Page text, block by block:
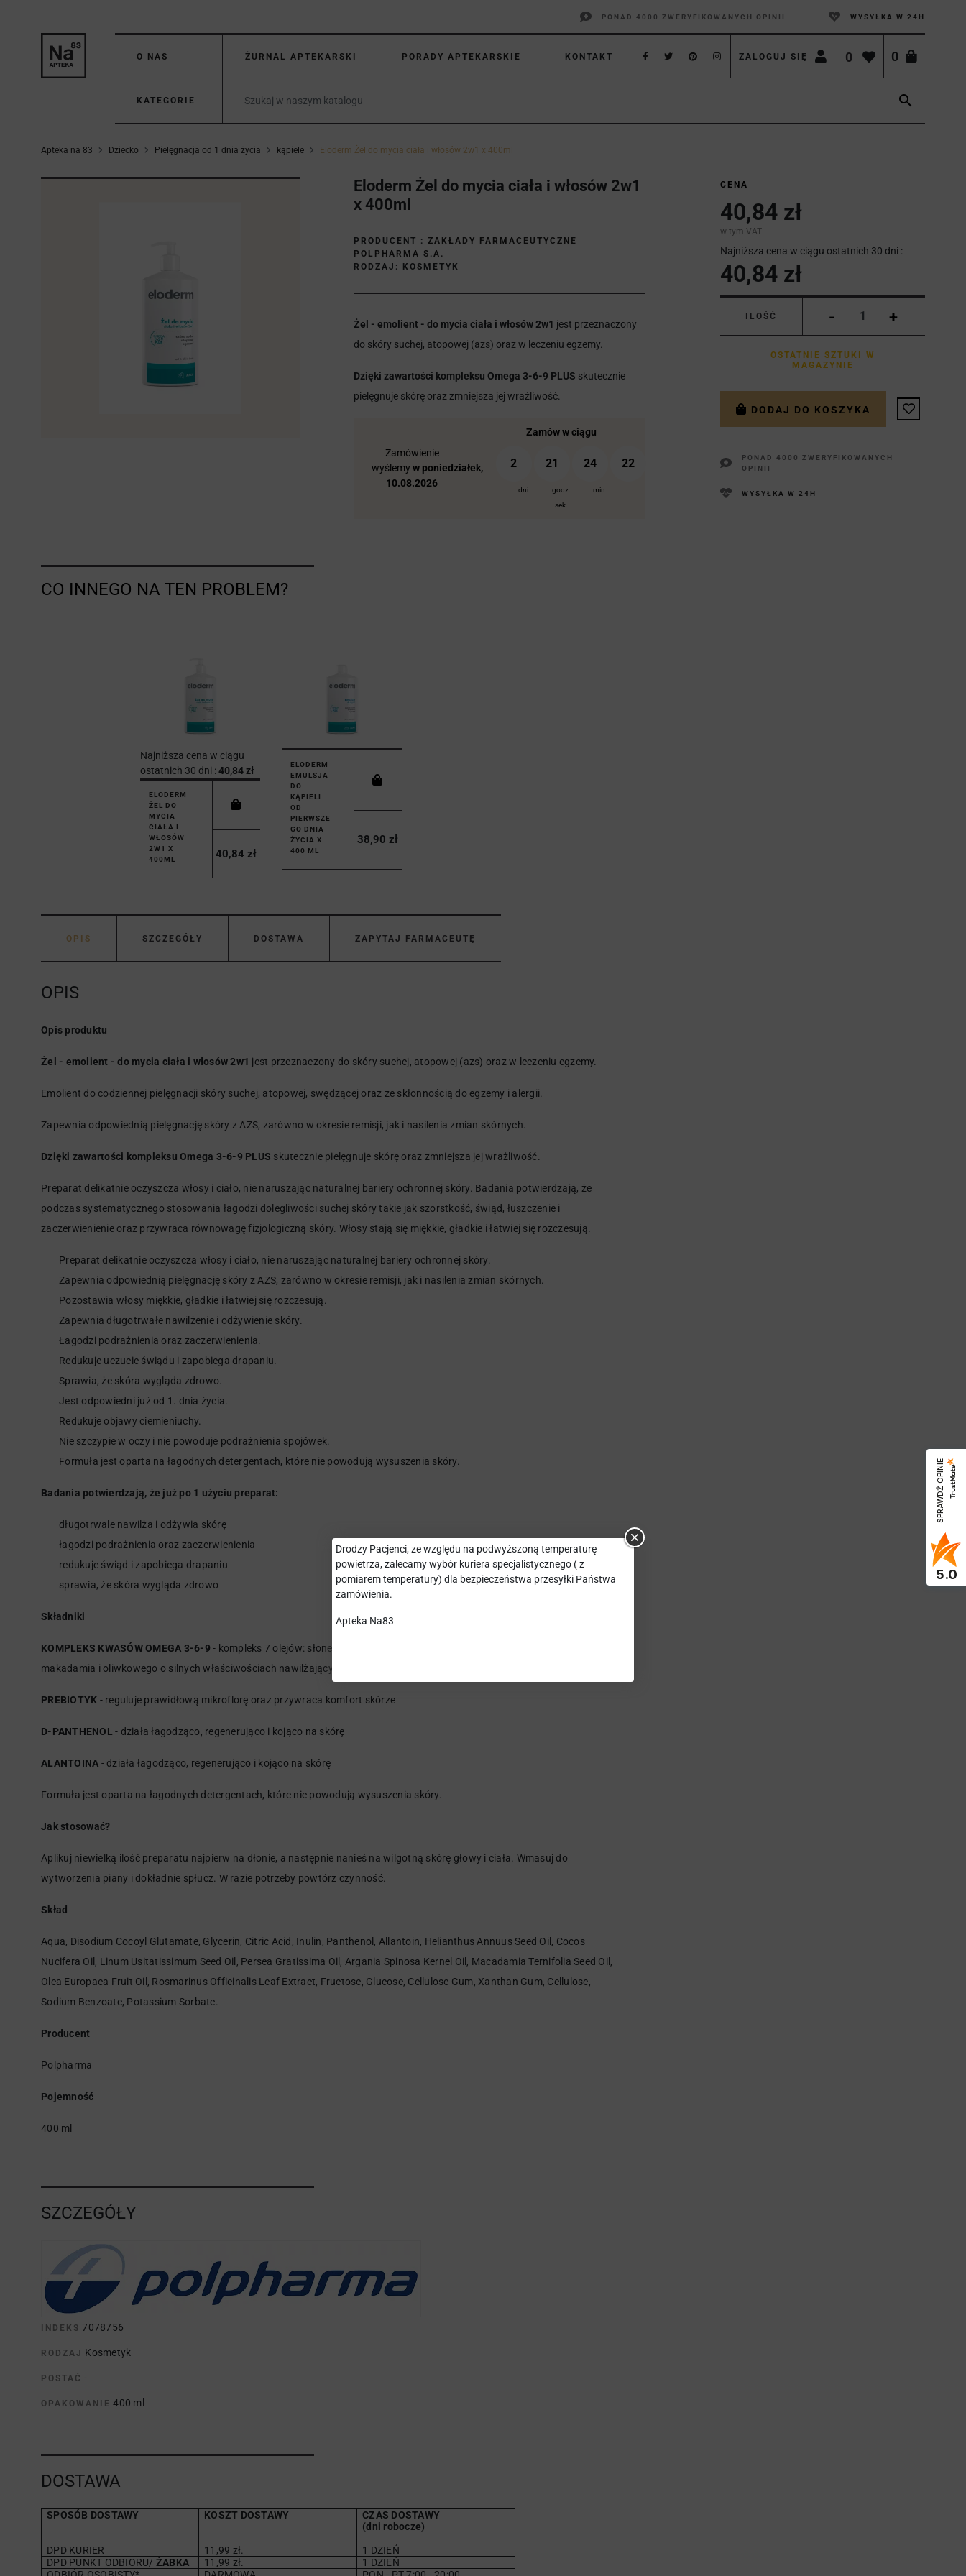
PONAD 4000 ZWERYFIKOWANYCH OPINII WYSYŁKA W 24H
O NAS ŻURNAL APTEKARSKI PORADY APTEKARSKIE KONTAKT 0
ZALOGUJ SIĘ 0
KATEGORIE 
Apteka na 83 Dziecko Pielęgnacja od 1 dnia życia kąpiele Eloderm Żel do mycia ciała i włosów 2w1 x 400ml
Eloderm Żel do mycia ciała i włosów 2w1
x 400ml
PRODUCENT : ZAKŁADY FARMACEUTYCZNE
POLPHARMA S.A.
RODZAJ: KOSMETYK
Żel - emolient - do mycia ciała i włosów 2w1 jest przeznaczony
do skóry suchej, atopowej (azs) oraz w leczeniu egzemy.
Dzięki zawartości kompleksu Omega 3-6-9 PLUS skutecznie
pielęgnuje skórę oraz zmniejsza jej wrażliwość.
Zamówienie
wyślemy w poniedziałek,
10.08.2026
Zamów w ciągu
2 21 24 21
dni godz.
min
sek.
CO INNEGO NA TEN PROBLEM?
Najniższa cena w ciągu
ostatnich 30 dni : 40,84 zł
ELODERM
ŻEL DO
MYCIA
CIAŁA I
WŁOSÓW
2W1 X
400ML
40,84 zł
ELODERM
EMULSJA
DO
KĄPIELI
OD
PIERWSZE
GO DNIA
ŻYCIA X
400 ML
38,90 zł
OPIS SZCZEGÓŁY DOSTAWA ZAPYTAJ FARMACEUTĘ
OPIS
Opis produktu
Żel - emolient - do mycia ciała i włosów 2w1 jest przeznaczony do skóry suchej, atopowej (azs) oraz w leczeniu egzemy.
Emolient do codziennej pielęgnacji skóry suchej, atopowej, swędzącej oraz ze skłonnością do egzemy i alergii.
Zapewnia odpowiednią pielęgnację skóry z AZS, zarówno w okresie remisji, jak i nasilenia zmian skórnych.
Dzięki zawartości kompleksu Omega 3-6-9 PLUS skutecznie pielęgnuje skórę oraz zmniejsza jej wrażliwość.
Preparat delikatnie oczyszcza włosy i ciało, nie naruszając naturalnej bariery ochronnej skóry. Badania potwierdzają, że
podczas systematycznego stosowania łagodzi dolegliwości suchej skóry takie jak szorstkość, świąd, łuszczenie i
zaczerwienienie oraz przywraca równowagę fizjologiczną skóry. Włosy stają się miękkie, gładkie i łatwiej się rozczesują.
Preparat delikatnie oczyszcza włosy i ciało, nie naruszając naturalnej bariery ochronnej skóry.
Zapewnia odpowiednią pielęgnację skóry z AZS, zarówno w okresie remisji, jak i nasilenia zmian skórnych.
Pozostawia włosy miękkie, gładkie i łatwiej się rozczesują.
Zapewnia długotrwałe nawilżenie i odżywienie skóry.
Łagodzi podrażnienia oraz zaczerwienienia.
Redukuje uczucie świądu i zapobiega drapaniu.
Sprawia, że skóra wygląda zdrowo.
Jest odpowiedni już od 1. dnia życia.
Redukuje objawy ciemieniuchy.
Nie szczypie w oczy i nie powoduje podrażnienia spojówek.
Formuła jest oparta na łagodnych detergentach, które nie powodują wysuszenia skóry.
Badania potwierdzają, że już po 1 użyciu preparat:
długotrwale nawilża i odżywia skórę
łagodzi podrażnienia oraz zaczerwienienia
redukuje świąd i zapobiega drapaniu
sprawia, że skóra wygląda zdrowo
Składniki
KOMPLEKS KWASÓW OMEGA 3-6-9 - kompleks 7 olejów: słonecznikowego, kokosowego, lnianego, awokado, arganowego,
makadamia i oliwkowego o silnych właściwościach nawilżających, odżywiających oraz regenerujących skórę.
PREBIOTYK - reguluje prawidłową mikroflorę oraz przywraca komfort skórze
D-PANTHENOL - działa łagodząco, regenerująco i kojąco na skórę
ALANTOINA - działa łagodząco, regenerująco i kojąco na skórę
Formuła jest oparta na łagodnych detergentach, które nie powodują wysuszenia skóry.
Jak stosować?
Aplikuj niewielką ilość preparatu najpierw na dłonie, a następnie nanieś na wilgotną skórę głowy i ciała. Wmasuj do
wytworzenia piany i dokładnie spłucz. W razie potrzeby powtórz czynność.
Skład
Aqua, Disodium Cocoyl Glutamate, Glycerin, Citric Acid, Inulin, Panthenol, Allantoin, Helianthus Annuus Seed Oil, Cocos
Nucifera Oil, Linum Usitatissimum Seed Oil, Persea Gratissima Oil, Argania Spinosa Kernel Oil, Macadamia Ternifolia Seed Oil,
Olea Europaea Fruit Oil, Rosmarinus Officinalis Leaf Extract, Fructose, Glucose, Cellulose Gum, Xanthan Gum, Cellulose,
Sodium Benzoate, Potassium Sorbate.
Producent
Polpharma
Pojemność
400 ml
SZCZEGÓŁY
INDEKS 7078756
RODZAJ Kosmetyk
POSTAĆ -
OPAKOWANIE 400 ml
DOSTAWA
SPOSÓB DOSTAWY KOSZT DOSTAWY
CZAS DOSTAWY
(dni robocze)
DPD KURIER 11,99 zł.
1 DZIEŃ
DPD PUNKT ODBIORU/ ŻABKA 11,99 zł.
1 DZIEŃ
CENA
40,84 zł
w tym VAT
Najniższa cena w ciągu ostatnich 30 dni :
40,84 zł
ILOŚĆ - +
OSTATNIE SZTUKI W
MAGAZYNIE
DODAJ DO KOSZYKA
PONAD 4000 ZWERYFIKOWANYCH
OPINII
WYSYŁKA W 24H
SPRAWDŹ OPINIE
5.0
Drodzy Pacjenci, ze względu na podwyższoną temperaturę
powietrza, zalecamy wybór kuriera specjalistycznego ( z
pomiarem temperatury) dla bezpieczeństwa przesyłki Państwa
zamówienia.
Apteka Na83